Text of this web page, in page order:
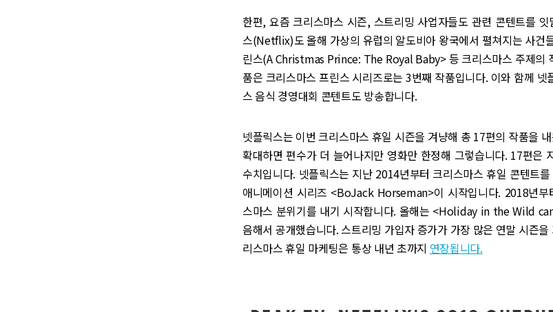
한편, 요즘 크리스마스 시즌, 스트리밍 사업자들도 관련 콘텐트를
스(Netflix)도 올해 가상의 유럽의 알도비아 왕국에서 펼쳐지는 사건
린스(A Christmas Prince: The Royal Baby> 등 크리스마스 주제의
품은 크리스마스 프린스 시리즈로는 3번째 작품입니다. 이와 함께
스 음식 경영대회 콘텐트도 방송합니다.
넷플릭스는 이번 크리스마스 휴일 시즌을 겨냥해 총 17편의 작품을
확대하면 편수가 더 늘어나지만 영화만 한정해 그렇습니다. 17편은
수치입니다. 넷플릭스는 지난 2014년부터 크리스마스 휴일 콘텐트
애니메이션 시리즈 <BoJack Horseman>이 시작입니다. 2018년부
스마스 분위기를 내기 시작합니다. 올해는 <Holiday in the Wild
음해서 공개했습니다. 스트리밍 가입자 증가가 가장 많은 연말 시즌
리스마스 휴일 마케팅은 통상 내년 초까지 연장됩니다.